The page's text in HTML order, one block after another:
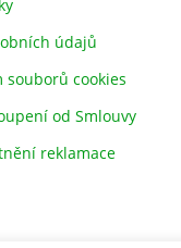
údajů
souborů cookies
od Smlouvy
reklamace